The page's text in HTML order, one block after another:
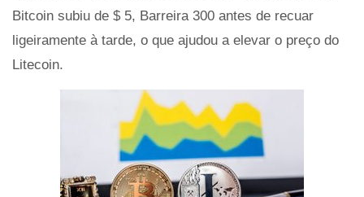
Bitcoin subiu de $ 5, Barreira 300 antes de recuar
ligeiramente à tarde, o que ajudou a elevar o preço do
Litecoin.